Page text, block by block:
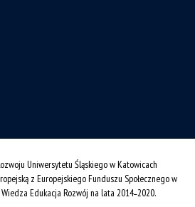
Uniwersytetu Śląskiego w Katowicach
z Europejskiego Funduszu Społecznego w
Edukacja Rozwój na lata 2014˗2020.